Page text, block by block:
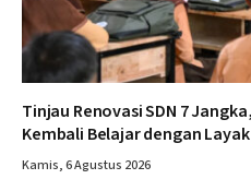
Tinjau Renovasi SDN 7
Kembali Belajar dengan
Kamis, 6 Agustus 2026